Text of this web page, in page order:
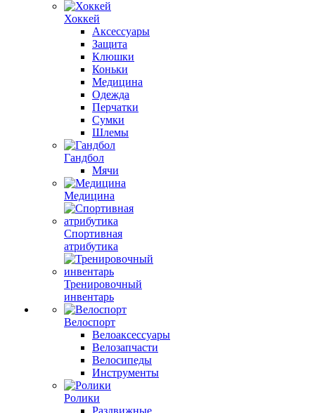
Хоккей
Аксессуары
Защита
Клюшки
Коньки
Медицина
Одежда
Перчатки
Сумки
Шлемы
Гандбол
Мячи
Медицина
Спортивная
атрибутика
Тренировочный
инвентарь
Велоспорт
Велоаксессуары
Велозапчасти
Велосипеды
Инструменты
Ролики
Раздвижные